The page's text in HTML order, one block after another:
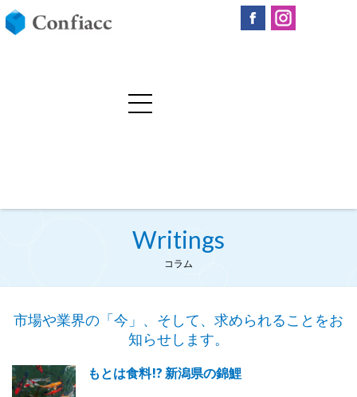
Writings
コラム
市場や業界の「今」、そして、求められることをお
知らせします。
もとは食料!? 新潟県の錦鯉